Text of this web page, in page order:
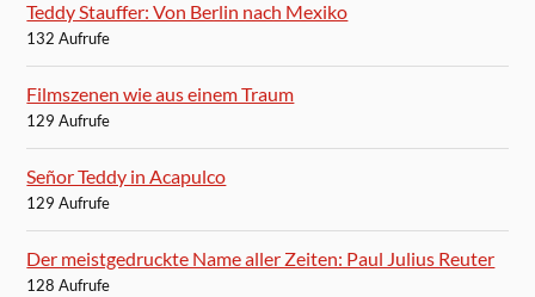
Teddy Stauffer: Von Berlin nach Mexiko
132 Aufrufe
Filmszenen wie aus einem Traum
129 Aufrufe
Señor Teddy in Acapulco
129 Aufrufe
Der meistgedruckte Name aller Zeiten: Paul Julius Reuter
128 Aufrufe